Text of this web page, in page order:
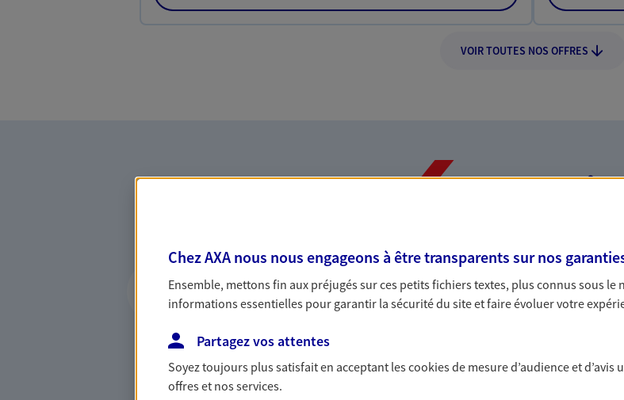
VOIR TOUTES NOS OFFRES
Nos
Vous accompagner dans la durée et la
confiance
votre vie, c'est ainsi que nous concevons notre métier : dans
la confiance et la proximité. C'est en apprenant à vous
connaître que nous proposons de meilleures solutions.
Chez AXA nous nous engageons à être transparents sur nos
Ensemble, mettons fin aux préjugés sur ces petits fichiers textes, plus connus sous le
informations essentielles pour garantir la sécurité du site et faire évoluer votre
Partagez vos attentes
Soyez toujours plus satisfait en acceptant lescookiesde mesure d’audience et
offres et nos services.